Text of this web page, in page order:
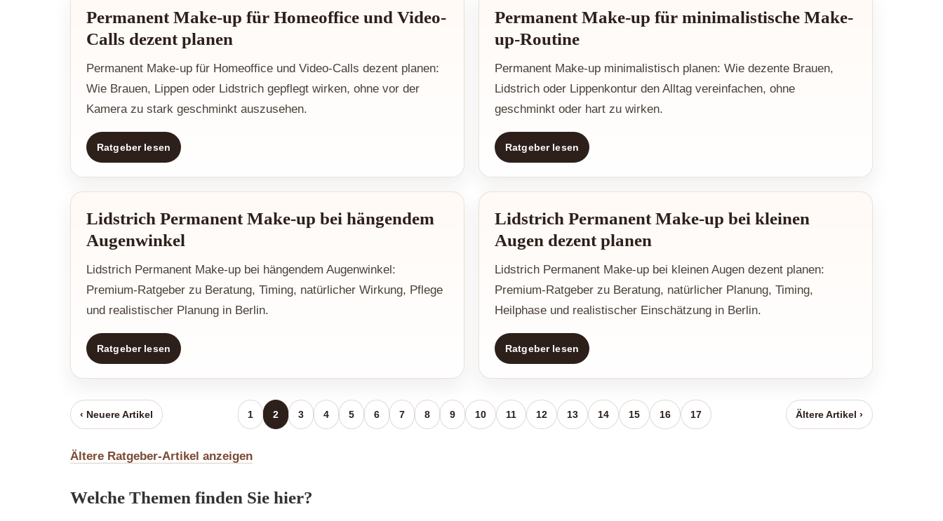
Permanent Make-up für Homeoffice und Video-
Calls dezent planen
Permanent Make-up für Homeoffice und Video-Calls dezent planen:
Wie Brauen, Lippen oder Lidstrich gepflegt wirken, ohne vor der
Kamera zu stark geschminkt auszusehen.
Ratgeber lesen
Permanent Make-up für minimalistische Make-
up-Routine
Permanent Make-up minimalistisch planen: Wie dezente Brauen,
Lidstrich oder Lippenkontur den Alltag vereinfachen, ohne
geschminkt oder hart zu wirken.
Ratgeber lesen
Lidstrich Permanent Make-up bei hängendem
Augenwinkel
Lidstrich Permanent Make-up bei hängendem Augenwinkel:
Premium-Ratgeber zu Beratung, Timing, natürlicher Wirkung, Pflege
und realistischer Planung in Berlin.
Ratgeber lesen
Lidstrich Permanent Make-up bei kleinen
Augen dezent planen
Lidstrich Permanent Make-up bei kleinen Augen dezent planen:
Premium-Ratgeber zu Beratung, natürlicher Planung, Timing,
Heilphase und realistischer Einschätzung in Berlin.
Ratgeber lesen
‹ Neuere Artikel 1 2 3 4 5 6 7 8 9 10 11 12 13 14 15 16 17 Ältere Artikel ›
Ältere Ratgeber-Artikel anzeigen
Welche Themen finden Sie hier?